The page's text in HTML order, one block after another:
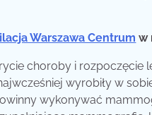
Warszawa Centrum w
choroby i rozpoczęcie
wyrobiły w
wykonywać